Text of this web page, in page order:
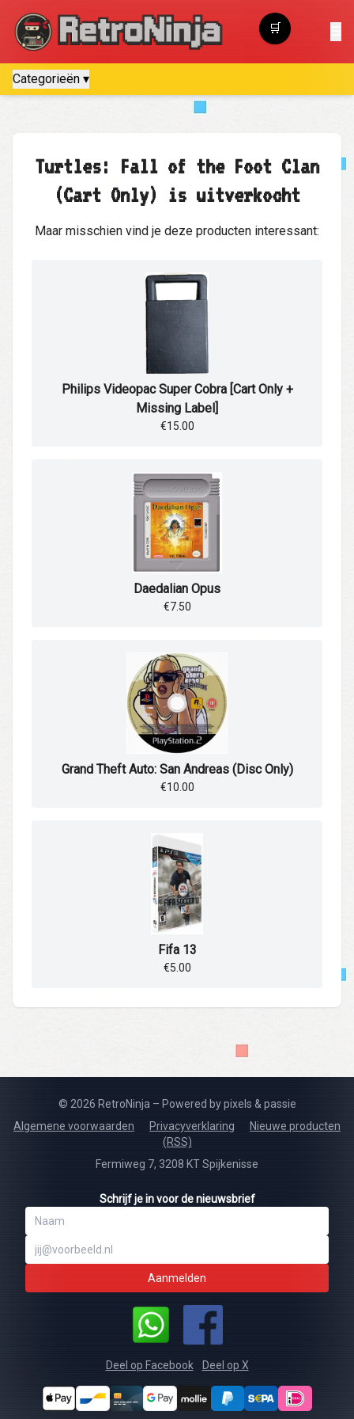
Categorieën ▾
🛒
Winkelwagen
Turtles: Fall of the Foot Clan
(Cart Only) is uitverkocht
Maar misschien vind je deze producten interessant:
Philips Videopac Super Cobra [Cart Only +
Missing Label]
€15.00
Daedalian Opus
€7.50
Grand Theft Auto: San Andreas (Disc Only)
€10.00
Fifa 13
€5.00
© 2026 RetroNinja – Powered by pixels & passie
Algemene voorwaarden
Privacyverklaring
Nieuwe producten
(RSS)
Fermiweg 7, 3208 KT Spijkenisse
Schrijf je in voor de nieuwsbrief
Aanmelden
Deel op Facebook Deel op X